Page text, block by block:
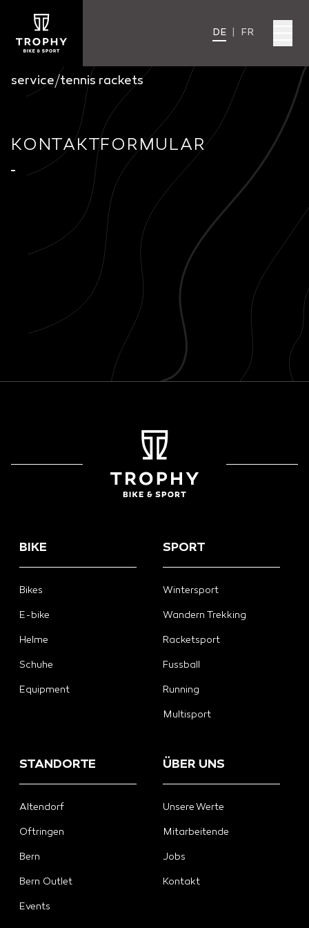
DE FR
service/tennis rackets
KONTAKTFORMULAR
BIKE
Bikes
E-bike
Helme
Schuhe
Equipment
SPORT
Wintersport
Wandern Trekking
Racketsport
Fussball
Running
Multisport
STANDORTE
Altendorf
Oftringen
Bern
Bern Outlet
Events
ÜBER UNS
Unsere Werte
Mitarbeitende
Jobs
Kontakt